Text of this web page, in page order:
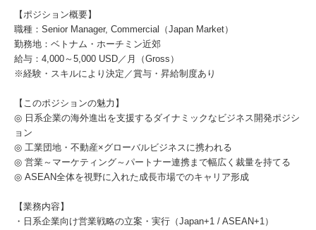
【ポジション概要】
職種：Senior Manager, Commercial（Japan Market）
勤務地：ベトナム・ホーチミン近郊
給与：4,000～5,000 USD／月（Gross）
※経験・スキルにより決定／賞与・昇給制度あり
【このポジションの魅力】
◎ 日系企業の海外進出を支援するダイナミックなビジネス開発ポジシ
ョン
◎ 工業団地・不動産×グローバルビジネスに携われる
◎ 営業～マーケティング～パートナー連携まで幅広く裁量を持てる
◎ ASEAN全体を視野に入れた成長市場でのキャリア形成
【業務内容】
・日系企業向け営業戦略の立案・実行（Japan+1 / ASEAN+1）